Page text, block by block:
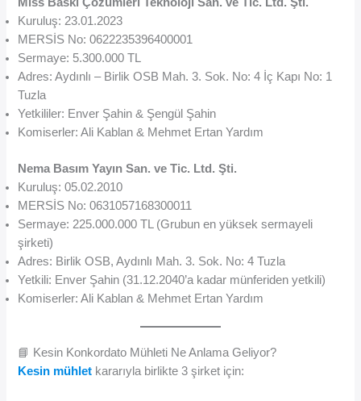
Miss Baskı Çözümleri Teknoloji San. ve Tic. Ltd. Şti.
Kuruluş: 23.01.2023
MERSİS No: 0622235396400001
Sermaye: 5.300.000 TL
Adres: Aydınlı – Birlik OSB Mah. 3. Sok. No: 4 İç Kapı No: 1
Tuzla
Yetkililer: Enver Şahin & Şengül Şahin
Komiserler: Ali Kablan & Mehmet Ertan Yardım
Nema Basım Yayın San. ve Tic. Ltd. Şti.
Kuruluş: 05.02.2010
MERSİS No: 0631057168300011
Sermaye: 225.000.000 TL (Grubun en yüksek sermayeli
şirketi)
Adres: Birlik OSB, Aydınlı Mah. 3. Sok. No: 4 Tuzla
Yetkili: Enver Şahin (31.12.2040’a kadar münferiden yetkili)
Komiserler: Ali Kablan & Mehmet Ertan Yardım
📘 Kesin Konkordato Mühleti Ne Anlama Geliyor?
Kesin mühlet kararıyla birlikte 3 şirket için: